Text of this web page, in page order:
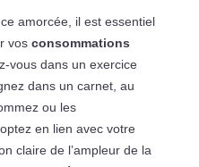
amorcée, il est essentiel
vos consommations
vous dans un exercice
dans un carnet, au
ou les
en lien avec votre
claire de l’ampleur de la